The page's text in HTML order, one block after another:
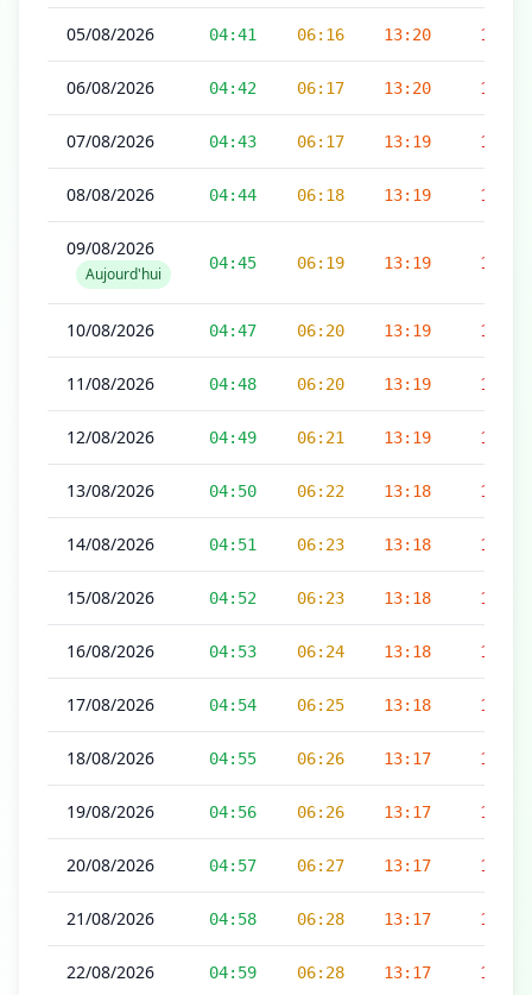
05/08/2026 04:41 06:16 13:20 16:59
06/08/2026 04:42 06:17 13:20 16:58
07/08/2026 04:43 06:17 13:19 16:58
08/08/2026 04:44 06:18 13:19 16:58
09/08/2026
Aujourd'hui
04:45 06:19 13:19 16:57
10/08/2026 04:47 06:20 13:19 16:57
11/08/2026 04:48 06:20 13:19 16:57
12/08/2026 04:49 06:21 13:19 16:56
13/08/2026 04:50 06:22 13:18 16:56
14/08/2026 04:51 06:23 13:18 16:56
15/08/2026 04:52 06:23 13:18 16:55
16/08/2026 04:53 06:24 13:18 16:55
17/08/2026 04:54 06:25 13:18 16:54
18/08/2026 04:55 06:26 13:17 16:54
19/08/2026 04:56 06:26 13:17 16:53
20/08/2026 04:57 06:27 13:17 16:53
21/08/2026 04:58 06:28 13:17 16:52
22/08/2026 04:59 06:28 13:17 16:52